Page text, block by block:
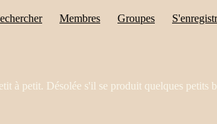
Membres Groupes
à petit. Désolée s'il se produit quelques petits